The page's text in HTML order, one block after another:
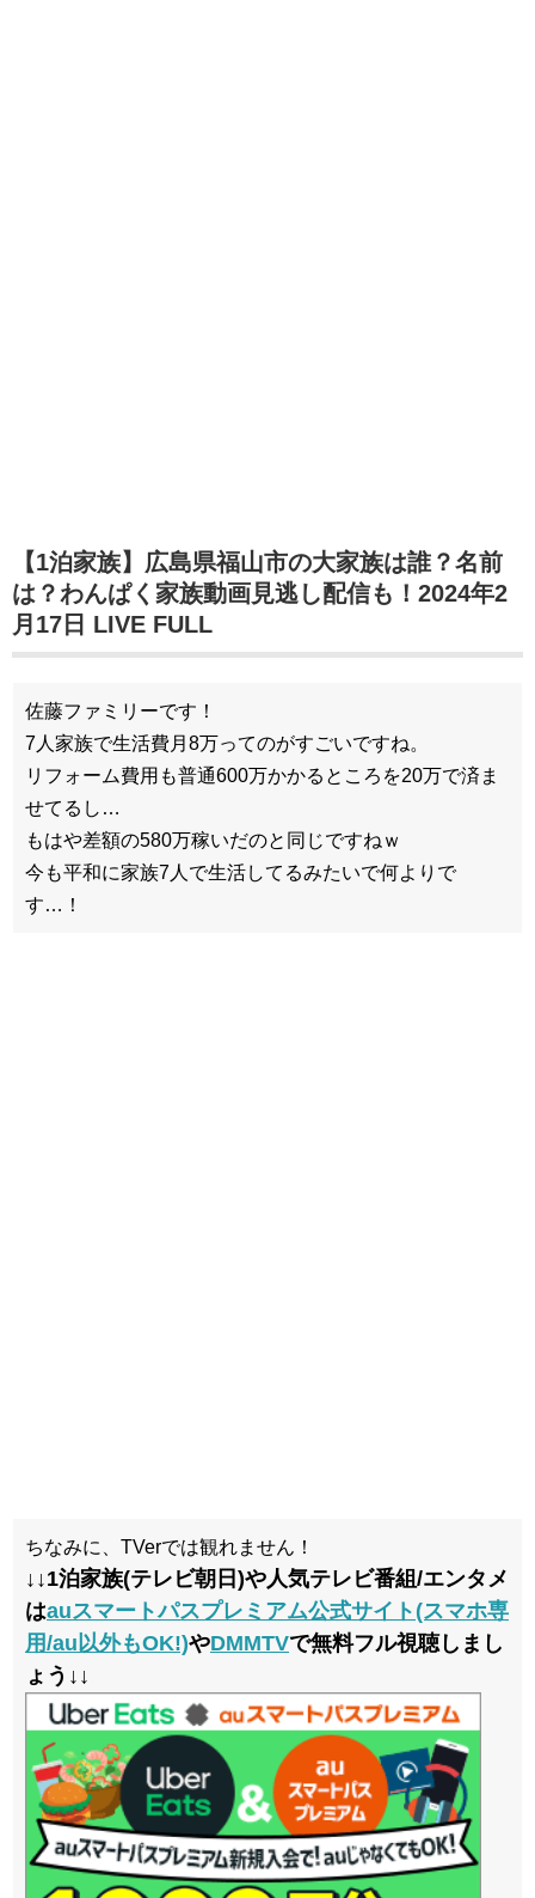
【1泊家族】広島県福山市の大家族は誰？名前
は？わんぱく家族動画見逃し配信も！2024年2
月17日 LIVE FULL
佐藤ファミリーです！
7人家族で生活費月8万ってのがすごいですね。
リフォーム費用も普通600万かかるところを20万で済ま
せてるし…
もはや差額の580万稼いだのと同じですねｗ
今も平和に家族7人で生活してるみたいで何よりで
す…！
ちなみに、TVerでは観れません！
↓↓1泊家族(テレビ朝日)や人気テレビ番組/エンタメ
はauスマートパスプレミアム公式サイト(スマホ専
用/au以外もOK!)やDMMTVで無料フル視聴しまし
ょう↓↓